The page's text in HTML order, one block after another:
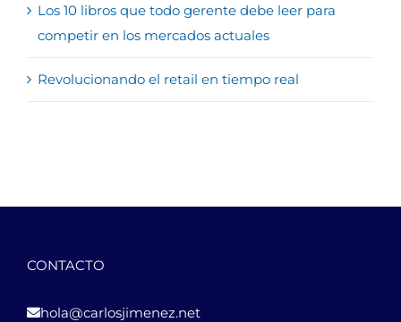
Los 10 libros que todo gerente debe leer para
competir en los mercados actuales
Revolucionando el retail en tiempo real
CONTACTO
hola@carlosjimenez.net